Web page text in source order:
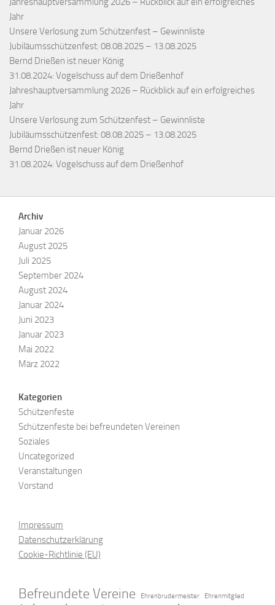
Jahr
Unsere Verlosung zum Schützenfest – Gewinnliste
Jubiläumsschützenfest: 08.08.2025 – 13.08.2025
Bernd Drießen ist neuer König
31.08.2024: Vogelschuss auf dem Drießenhof
Jahreshauptversammlung 2026 – Rückblick auf ein erfolgreiches
Jahr
Unsere Verlosung zum Schützenfest – Gewinnliste
Jubiläumsschützenfest: 08.08.2025 – 13.08.2025
Bernd Drießen ist neuer König
31.08.2024: Vogelschuss auf dem Drießenhof
Archiv
Januar 2026
August 2025
Juli 2025
September 2024
August 2024
Januar 2024
Juni 2023
Januar 2023
Mai 2022
März 2022
Kategorien
Schützenfeste
Schützenfeste bei befreundeten Vereinen
Soziales
Uncategorized
Veranstaltungen
Vorstand
Impressum
Datenschutzerklärung
Cookie-Richtlinie (EU)
Befreundete Vereine Ehrenbrudermeister Ehrenmitglied